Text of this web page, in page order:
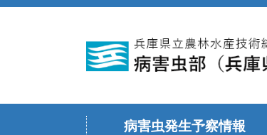
病害虫発生予察情報